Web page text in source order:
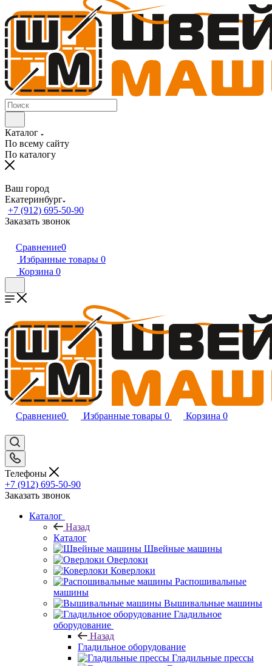
Каталог
По всему сайту
По каталогу
Ваш город
Екатеринбург
+7 (912) 695-50-90
Заказать звонок
Сравнение0
Избранные товары 0
Корзина 0
Сравнение0 Избранные товары 0 Корзина 0
Телефоны
+7 (912) 695-50-90
Заказать звонок
Каталог
Назад
Каталог
Швейные машины
Оверлоки
Коверлоки
Распошивальные
машины
Вышивальные машины
Гладильное
оборудование
Назад
Гладильное оборудование
Гладильные прессы